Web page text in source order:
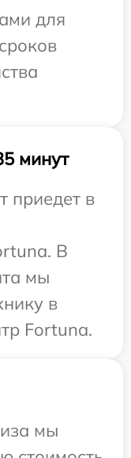
для
минут
приедет в
В
мы
в
Fortuna.
мы